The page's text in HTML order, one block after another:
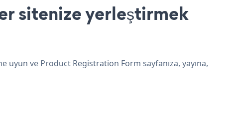
sitenize yerleştirmek
ve Product Registration Form sayfanıza, yayına,